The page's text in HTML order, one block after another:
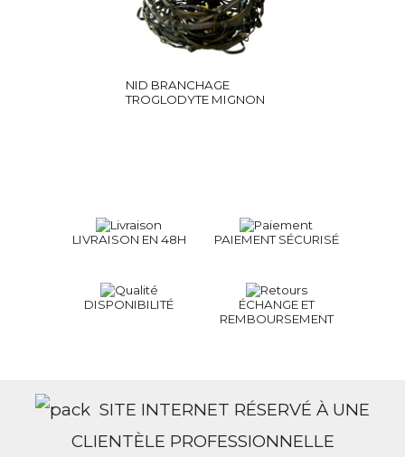
NID BRANCHAGE
TROGLODYTE MIGNON
LIVRAISON EN 48H PAIEMENT SÉCURISÉ
DISPONIBILITÉ
ÉCHANGE ET
REMBOURSEMENT
SITE INTERNET RÉSERVÉ À UNE
CLIENTÈLE PROFESSIONNELLE